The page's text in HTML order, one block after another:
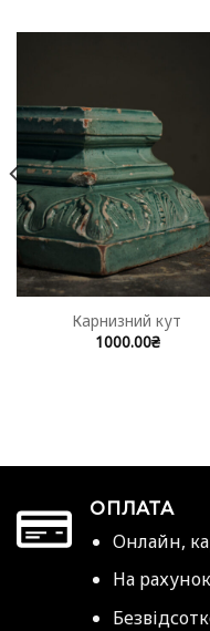
Карнизний кут
1000.00₴
ОПЛАТА
Онлайн,
На